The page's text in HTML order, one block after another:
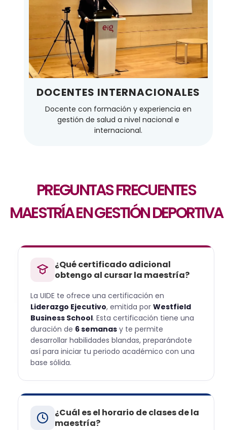
DOCENTES INTERNACIONALES
Docente con formación y experiencia en
gestión de salud a nivel nacional e
internacional.
PREGUNTAS FRECUENTES
MAESTRÍA EN GESTIÓN DEPORTIVA
¿Qué certificado adicional
obtengo al cursar la maestría?
La UIDE te ofrece una certificación en
Liderazgo Ejecutivo, emitida por Westfield
Business School. Esta certificación tiene una
duración de 6 semanas y te permite
desarrollar habilidades blandas, preparándote
así para iniciar tu periodo académico con una
base sólida.
¿Cuál es el horario de clases de la
maestría?